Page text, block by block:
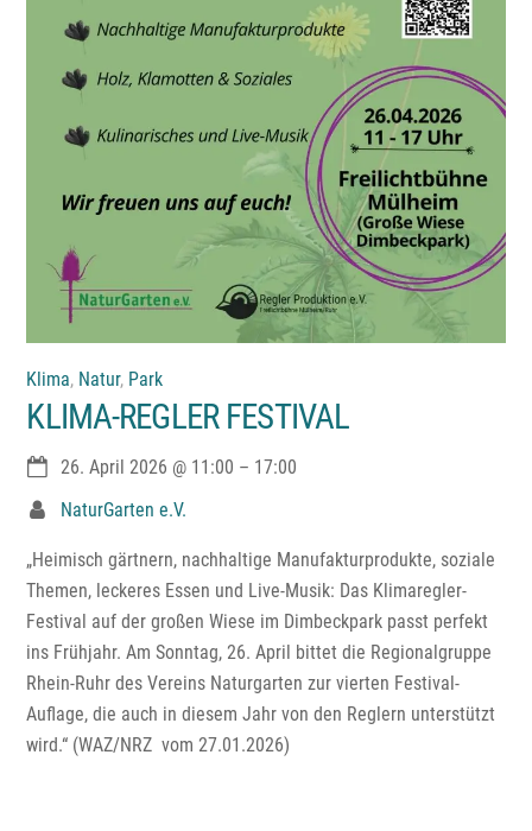
Klima, Natur, Park
KLIMA-REGLER FESTIVAL
26. April 2026 @ 11:00 – 17:00
NaturGarten e.V.
„Heimisch gärtnern, nachhaltige Manufakturprodukte, soziale
Themen, leckeres Essen und Live-Musik: Das Klimaregler-
Festival auf der großen Wiese im Dimbeckpark passt perfekt
ins Frühjahr. Am Sonntag, 26. April bittet die Regionalgruppe
Rhein-Ruhr des Vereins Naturgarten zur vierten Festival-
Auflage, die auch in diesem Jahr von den Reglern unterstützt
wird.“ (WAZ/NRZ vom 27.01.2026)